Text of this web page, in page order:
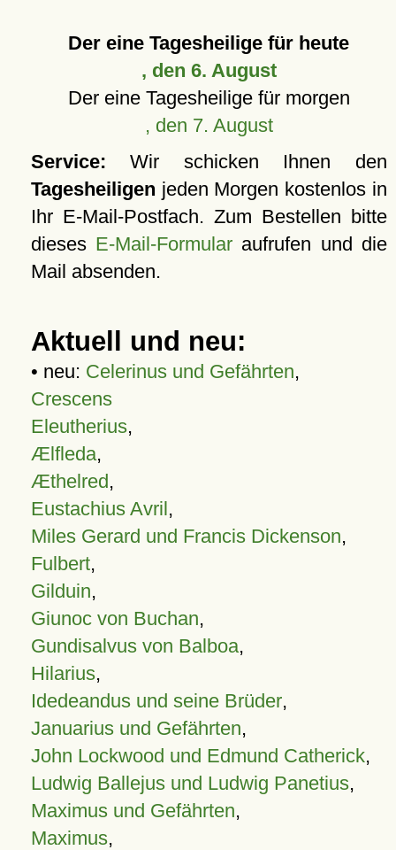
Der eine Tagesheilige für heute
, den 6. August
Der eine Tagesheilige für morgen
, den 7. August
Service: Wir schicken Ihnen den
Tagesheiligen jeden Morgen kostenlos in
Ihr E-Mail-Postfach. Zum Bestellen bitte
dieses E-Mail-Formular aufrufen und die
Mail absenden.
Aktuell und neu:
• neu: Celerinus und Gefährten,
Crescens
Eleutherius,
Ælfleda,
Æthelred,
Eustachius Avril,
Miles Gerard und Francis Dickenson,
Fulbert,
Gilduin,
Giunoc von Buchan,
Gundisalvus von Balboa,
Hilarius,
Idedeandus und seine Brüder,
Januarius und Gefährten,
John Lockwood und Edmund Catherick,
Ludwig Ballejus und Ludwig Panetius,
Maximus und Gefährten,
Maximus,